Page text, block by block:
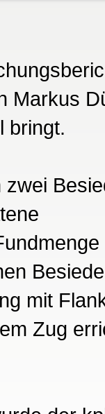
Markus
bringt.
mit
Zug